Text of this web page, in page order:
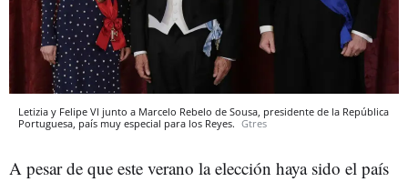
Letizia y Felipe VI junto a Marcelo Rebelo de Sousa, presidente de la República
Portuguesa, país muy especial para los Reyes. Gtres
A pesar de que este verano la elección haya sido el país